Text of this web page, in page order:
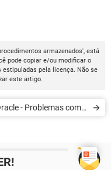
armazenados', está
pode copiar e/ou modificar o
estipuladas pela licença. Não se
este artigo.
- Problemas com o